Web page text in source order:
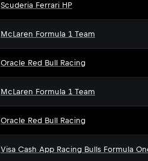
Scuderia Ferrari HP
McLaren Formula 1 Team
Oracle Red Bull Racing
McLaren Formula 1 Team
Oracle Red Bull Racing
Visa Cash App Racing Bulls Formula